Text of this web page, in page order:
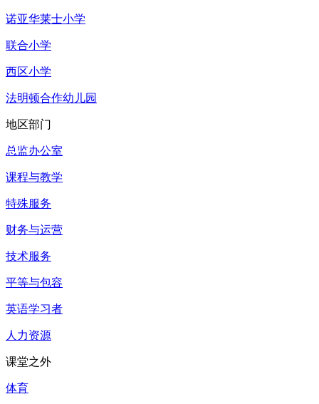
诺亚华莱士小学
联合小学
西区小学
法明顿合作幼儿园
地区部门
总监办公室
课程与教学
特殊服务
财务与运营
技术服务
平等与包容
英语学习者
人力资源
课堂之外
体育